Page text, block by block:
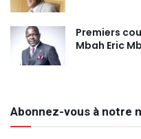
Premiers
Mbah Eric
Abonnez-vous à notre